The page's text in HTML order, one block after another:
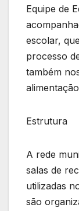
Equipe de
escolar,
processo
também
Estrutura
A rede
salas de
utilizadas
são